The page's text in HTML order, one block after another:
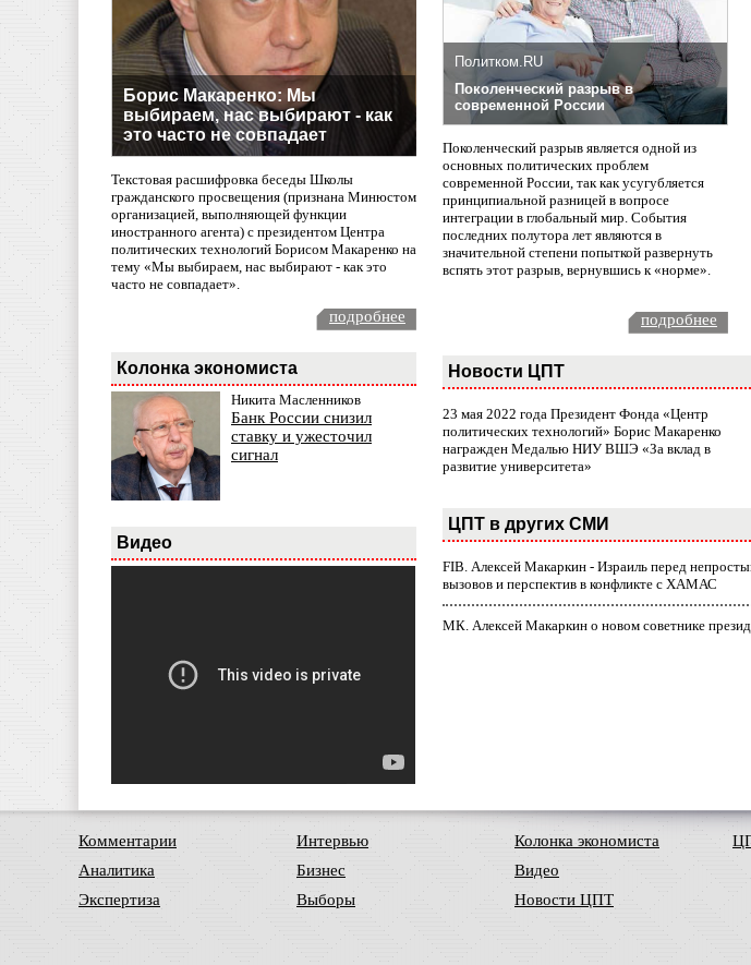
Борис Макаренко: Мы
выбираем, нас выбирают - как
это часто не совпадает
Текстовая расшифровка беседы Школы
гражданского просвещения (признана Минюстом
организацией, выполняющей функции
иностранного агента) с президентом Центра
политических технологий Борисом Макаренко на
тему «Мы выбираем, нас выбирают - как это
часто не совпадает».
подробнее
Колонка экономиста
Никита Масленников
Банк России снизил
ставку и ужесточил
сигнал
Видео
Политком.RU
Поколенческий разрыв в
современной России
Поколенческий разрыв является одной из
основных политических проблем
современной России, так как усугубляется
принципиальной разницей в вопросе
интеграции в глобальный мир. События
последних полутора лет являются в
значительной степени попыткой развернуть
вспять этот разрыв, вернувшись к «норме».
подробнее
Новости ЦПТ
23 мая 2022 года Президент Фонда «Центр
политических технологий» Борис Макаренко
награжден Медалью НИУ ВШЭ «За вклад в
развитие университета»
ЦПТ в других СМИ
FIB. Алексей Макаркин - Израиль перед
вызовов и перспектив в конфликте с ХАМАС
МК. Алексей Макаркин о новом советнике
Комментарии
Аналитика
Экспертиза
Интервью
Бизнес
Выборы
Колонка экономиста
Видео
Новости ЦПТ